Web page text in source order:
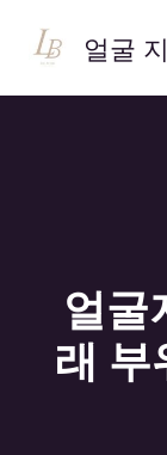
로
얼굴
얼굴
래 부